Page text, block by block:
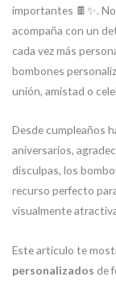
importantes 🍫✨.
acompaña con un
cada vez más
bombones
unión, amistad o
Desde cumpleaños
aniversarios,
disculpas, los
recurso perfecto
visualmente
Este artículo te
personalizados de